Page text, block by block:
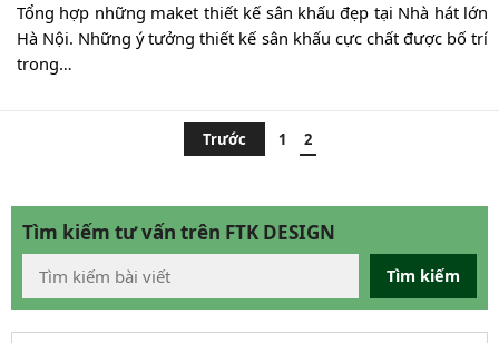
Tổng hợp những maket thiết kế sân khấu đẹp tại Nhà hát lớn
Hà Nội. Những ý tưởng thiết kế sân khấu cực chất được bố trí
trong…
viết
Trước 1 2
Tìm kiếm tư vấn trên FTK DESIGN
Tìm kiếm